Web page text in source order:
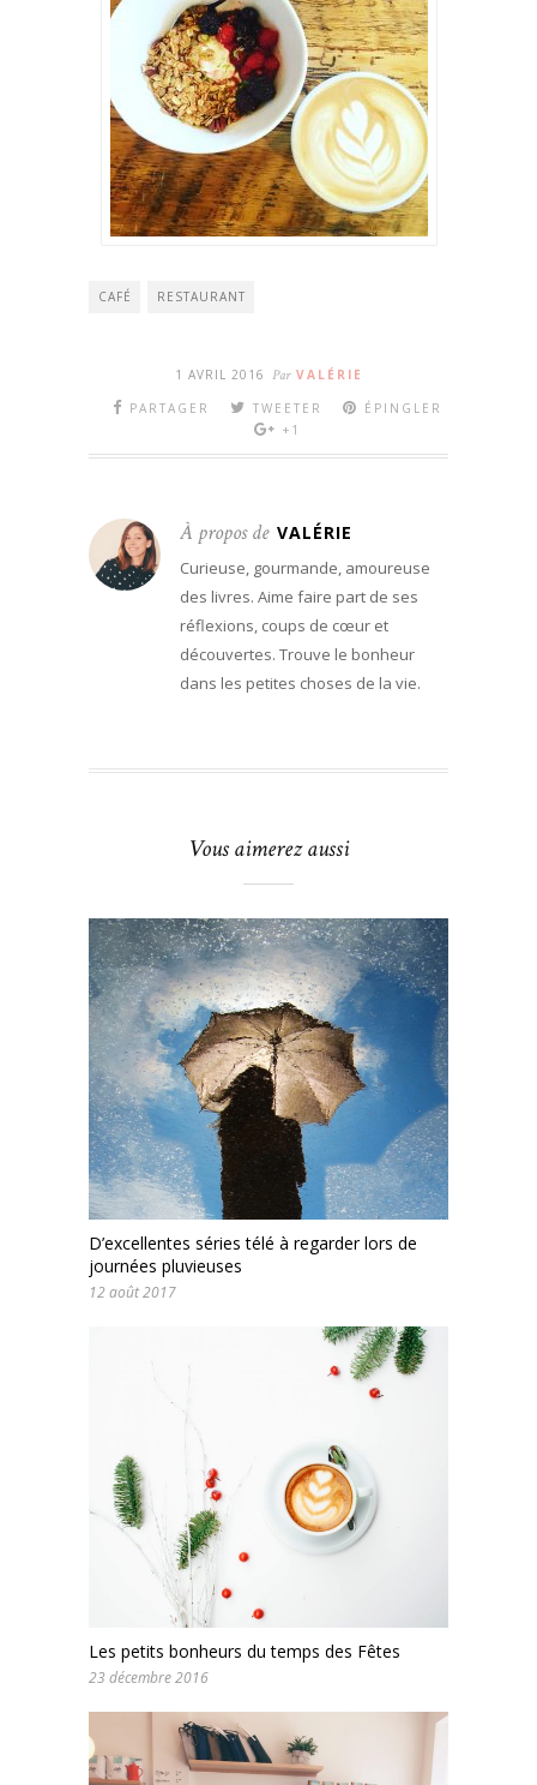
CAFÉ RESTAURANT
1 AVRIL 2016 Par VALÉRIE
PARTAGER
TWEETER
ÉPINGLER
+1
À propos de VALÉRIE
Curieuse, gourmande, amoureuse
des livres. Aime faire part de ses
réflexions, coups de cœur et
découvertes. Trouve le bonheur
dans les petites choses de la vie.
Vous aimerez aussi
D’excellentes séries télé à regarder lors de
journées pluvieuses
12 août 2017
Les petits bonheurs du temps des Fêtes
23 décembre 2016